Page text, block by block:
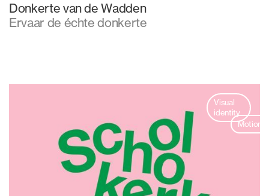
Donkerte van de Wadden
Ervaar de échte donkerte
Visual
identity
Motion